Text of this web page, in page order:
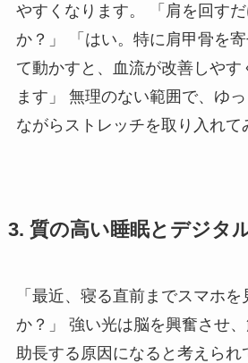
やすくなります。 「肩を回す
か？」 「はい。特に肩甲骨を
て動かすと、血流が改善しやす
ます」 無理のない範囲で、ゆ
ながらストレッチを取り入れて
3. 質の高い睡眠とデジタ
「最近、寝る直前までスマホ
か？」 強い光は脳を興奮させ
助長する原因になると考えら